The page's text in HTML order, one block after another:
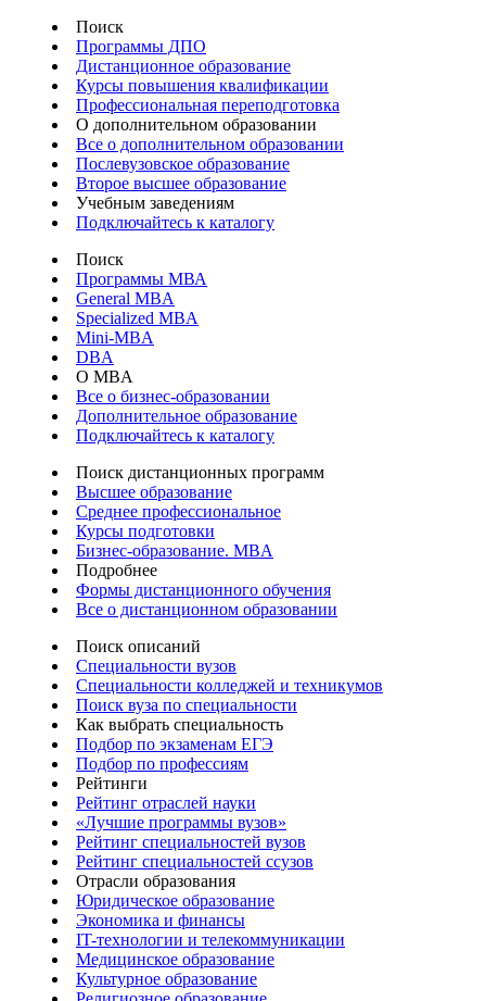
Поиск
Программы ДПО
Дистанционное образование
Курсы повышения квалификации
Профессиональная переподготовка
О дополнительном образовании
Все о дополнительном образовании
Послевузовское образование
Второе высшее образование
Учебным заведениям
Подключайтесь к каталогу
Поиск
Программы МВА
General MBA
Specialized MBA
Mini-MBA
DBA
О MBA
Все о бизнес-образовании
Дополнительное образование
Подключайтесь к каталогу
Поиск дистанционных программ
Высшее образование
Среднее профессиональное
Курсы подготовки
Бизнес-образование. MBA
Подробнее
Формы дистанционного обучения
Все о дистанционном образовании
Поиск описаний
Специальности вузов
Специальности колледжей и техникумов
Поиск вуза по специальности
Как выбрать специальность
Подбор по экзаменам ЕГЭ
Подбор по профессиям
Рейтинги
Рейтинг отраслей науки
«Лучшие программы вузов»
Рейтинг специальностей вузов
Рейтинг специальностей ссузов
Отрасли образования
Юридическое образование
Экономика и финансы
IT-технологии и телекоммуникации
Медицинское образование
Культурное образование